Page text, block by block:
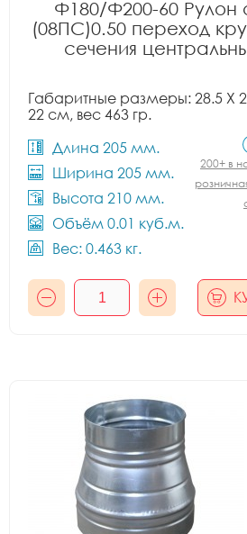
Ф180/Ф200-60 Рулон
(08ПС)0.50 переход
сечения
Габаритные размеры: 28.5 X
22 см, вес 463 гр.
Длина 205 мм.
Ширина 205 мм.
Высота 210 мм.
Объём 0.01 куб.м.
Вес: 0.463 кг.
200+ в